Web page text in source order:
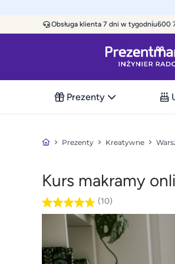
Obsługa klienta 7 dni w tygodniu600
Prezenty
Prezenty Kreatywne
Kurs makramy
(10)